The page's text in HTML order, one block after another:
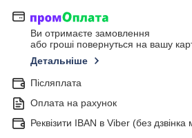
Ви отримаєте замовлення
або гроші повернуться на вашу
Детальніше
Післяплата
Оплата на рахунок
Реквізити IBAN в Viber (без